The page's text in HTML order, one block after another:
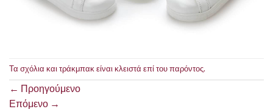
Τα σχόλια και τράκμπακ είναι κλειστά επί του παρόντος.
← Προηγούμενο
Επόμενο →